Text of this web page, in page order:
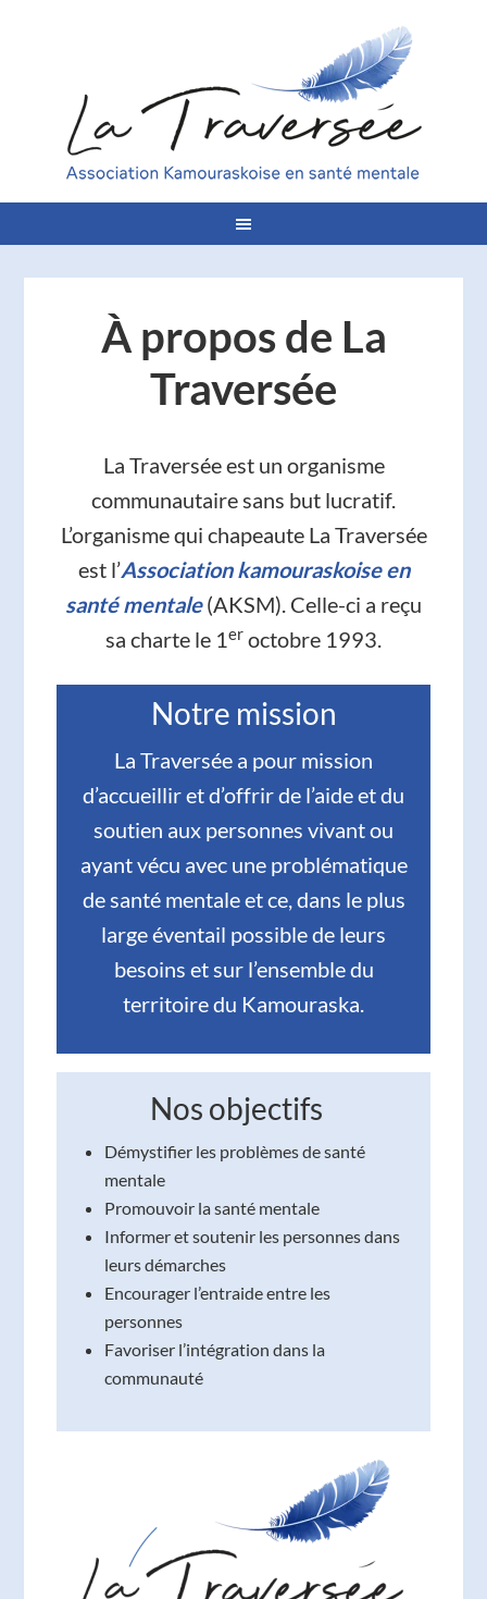
À propos de La
Traversée
La Traversée est un organisme
communautaire sans but lucratif.
L’organisme qui chapeaute La Traversée
est l’Association kamouraskoise en
santé mentale(AKSM). Celle-ci a reçu
sa charte le 1er octobre 1993.
Notre mission
La Traversée a pour mission
d’accueillir et d’offrir de l’aide et du
soutien aux personnes vivant ou
ayant vécu avec une problématique
de santé mentale et ce, dans le plus
large éventail possible de leurs
besoins et sur l’ensemble du
territoire du Kamouraska.
Nos objectifs
Démystifier les problèmes de santé
mentale
Promouvoir la santé mentale
Informer et soutenir les personnes dans
leurs démarches
Encourager l’entraide entre les
personnes
Favoriser l’intégration dans la
communauté